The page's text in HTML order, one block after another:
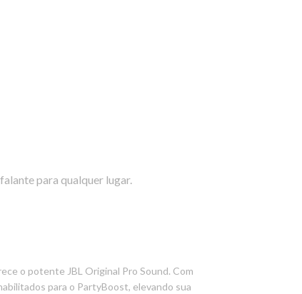
para qualquer lugar.
o potente JBL Original Pro Sound. Com
para o PartyBoost, elevando sua